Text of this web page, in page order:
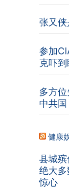
张又
参加
克吓
多方
中共国
健康
县城
绝大
惊心